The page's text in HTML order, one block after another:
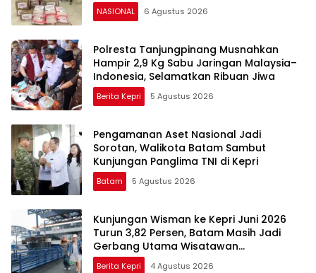
NASIONAL 6 Agustus 2026
Polresta Tanjungpinang Musnahkan
Hampir 2,9 Kg Sabu Jaringan Malaysia–
Indonesia, Selamatkan Ribuan Jiwa
Berita Kepri 5 Agustus 2026
Pengamanan Aset Nasional Jadi
Sorotan, Walikota Batam Sambut
Kunjungan Panglima TNI di Kepri
Batam 5 Agustus 2026
Kunjungan Wisman ke Kepri Juni 2026
Turun 3,82 Persen, Batam Masih Jadi
Gerbang Utama Wisatawan
Mancanegara
Berita Kepri 4 Agustus 2026